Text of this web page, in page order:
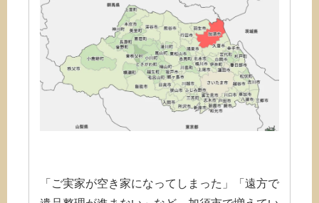
「ご実家が空き家になってしまった」「遠方で